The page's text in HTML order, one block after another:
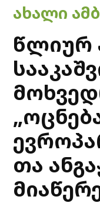
POSTED
IN
ᲐᲮᲐᲚᲘ
წლიურ
თა